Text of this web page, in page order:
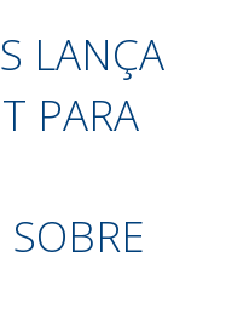
LANÇA
PARA